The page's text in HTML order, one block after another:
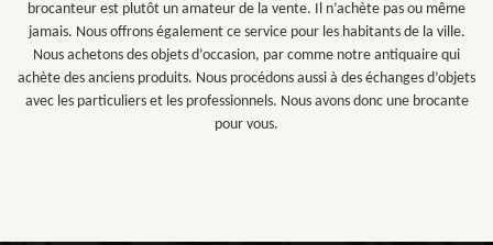
brocanteur est plutôt un amateur de la vente. Il n’achète pas ou même
jamais. Nous offrons également ce service pour les habitants de la ville.
Nous achetons des objets d’occasion, par comme notre antiquaire qui
achète des anciens produits. Nous procédons aussi à des échanges d’objets
avec les particuliers et les professionnels. Nous avons donc une brocante
pour vous.